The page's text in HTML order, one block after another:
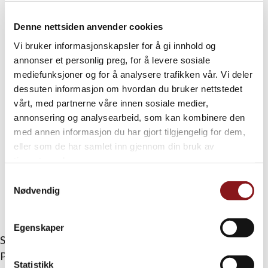
Denne nettsiden anvender cookies
Vi bruker informasjonskapsler for å gi innhold og
annonser et personlig preg, for å levere sosiale
mediefunksjoner og for å analysere trafikken vår. Vi deler
dessuten informasjon om hvordan du bruker nettstedet
vårt, med partnerne våre innen sosiale medier,
annonsering og analysearbeid, som kan kombinere den
med annen informasjon du har gjort tilgjengelig for dem,
eller som de har samlet inn gjennom din bruk av
Nødvendig
Egenskaper
Statistikk
Skrevet av
Publisert